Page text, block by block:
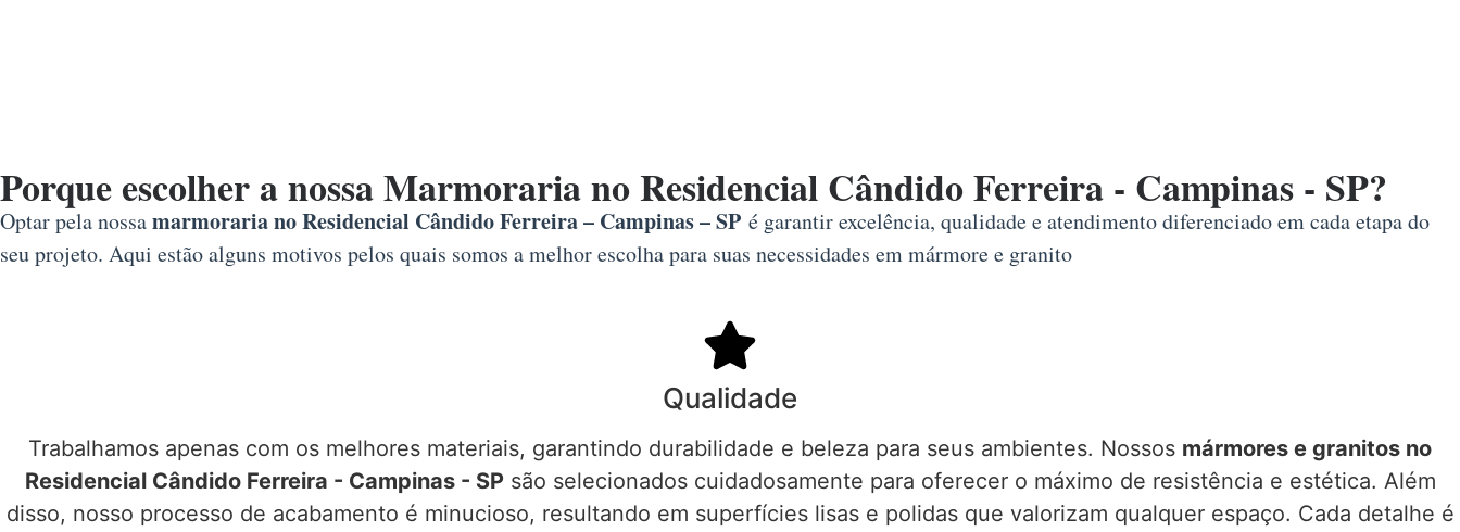
Porque escolher a nossa Marmoraria no Residencial Cândido Ferreira - Campinas - SP?
Optar pela nossamarmoraria no Residencial Cândido Ferreira – Campinas – SP é garantir excelência, qualidade e atendimento diferenciado em cada etapa do
seu projeto. Aqui estão alguns motivos pelos quais somos a melhor escolha para suas necessidades em mármore e granito
Qualidade
Trabalhamos apenas com os melhores materiais, garantindo durabilidade e beleza para seus ambientes. Nossos mármores e granitos no
Residencial Cândido Ferreira - Campinas - SPsão selecionados cuidadosamente para oferecer o máximo de resistência e estética. Além
disso, nosso processo de acabamento é minucioso, resultando em superfícies lisas e polidas que valorizam qualquer espaço. Cada detalhe é